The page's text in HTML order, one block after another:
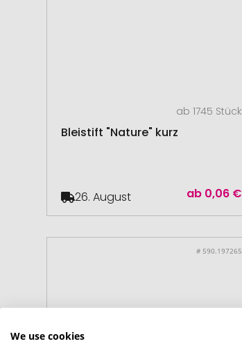
ab 1745 Stück
Bleistift "Nature" kurz
ab 0,06 €
26. August
# 590.197265
We use cookies